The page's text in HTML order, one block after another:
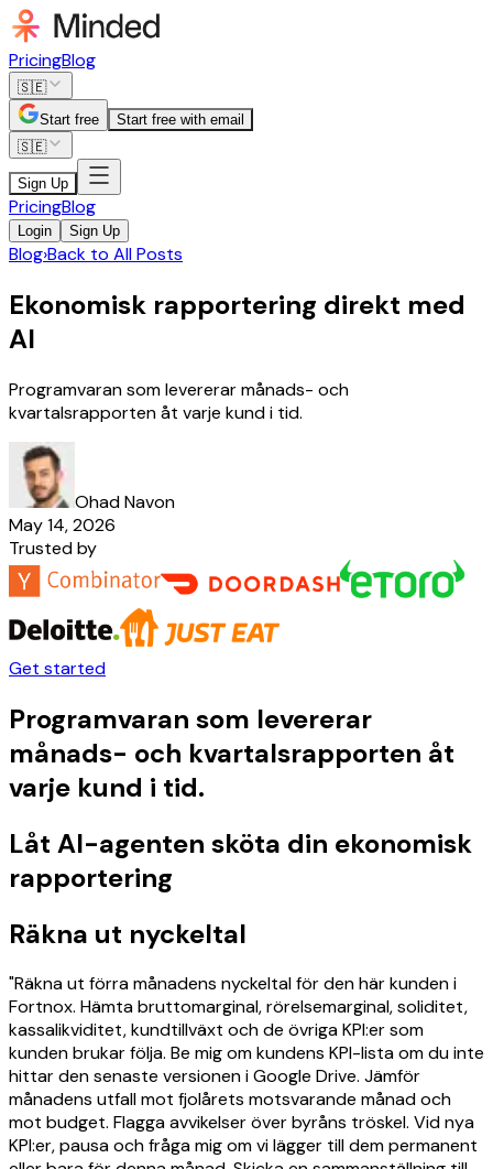
PricingBlog
🇸🇪
Start free
Start free with email
🇸🇪
Sign Up
PricingBlog
Login Sign Up
Blog›Back to All Posts
Ekonomisk rapportering direkt med
AI
Programvaran som levererar månads- och
kvartalsrapporten åt varje kund i tid.
Ohad Navon
May 14, 2026
Trusted by
Get started
Programvaran som levererar
månads- och kvartalsrapporten åt
varje kund i tid.
Låt AI-agenten sköta din ekonomisk
rapportering
Räkna ut nyckeltal
"Räkna ut förra månadens nyckeltal för den här kunden i
Fortnox. Hämta bruttomarginal, rörelsemarginal, soliditet,
kassalikviditet, kundtillväxt och de övriga KPI:er som
kunden brukar följa. Be mig om kundens KPI-lista om du inte
hittar den senaste versionen i Google Drive. Jämför
månadens utfall mot fjolårets motsvarande månad och
mot budget. Flagga avvikelser över byråns tröskel. Vid nya
KPI:er, pausa och fråga mig om vi lägger till dem permanent